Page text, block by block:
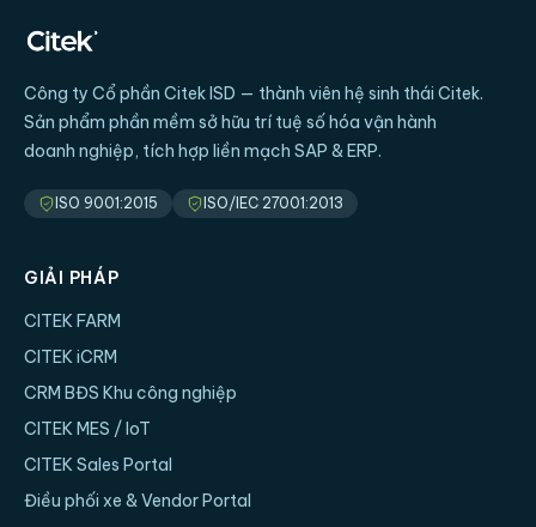
Công ty Cổ phần Citek ISD — thành viên hệ sinh thái Citek.
Sản phẩm phần mềm sở hữu trí tuệ số hóa vận hành
doanh nghiệp, tích hợp liền mạch SAP & ERP.
ISO 9001:2015 ISO/IEC 27001:2013
GIẢI PHÁP
CITEK FARM
CITEK iCRM
CRM BĐS Khu công nghiệp
CITEK MES / IoT
CITEK Sales Portal
Điều phối xe & Vendor Portal